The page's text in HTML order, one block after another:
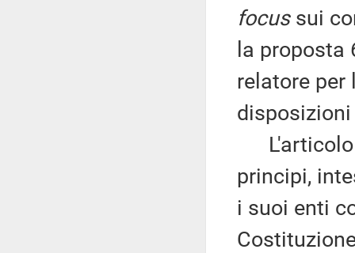
focussui
la proposta
relatore
L'articolo
principi,
i suoi enti